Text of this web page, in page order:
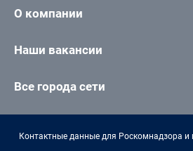
О компании
Наши вакансии
Все города сети
Контактные данные для Роскомнадзора и